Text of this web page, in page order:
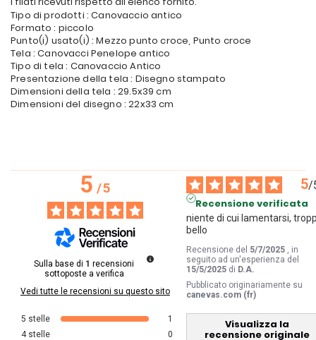
Tipo di prodotti : Canovaccio antico
Formato : piccolo
Punto(i) usato(i) : Mezzo punto croce, Punto croce
Tela : Canovacci Penelope antico
Tipo di tela : Canovaccio Antico
Presentazione della tela : Disegno stampato
Dimensioni della tela : 29.5x39 cm
Dimensioni del disegno : 22x33 cm
5/5
Sulla base di 1 recensioni
sottoposte a verifica
Vedi tutte le recensioni su questo sito
5 stelle
1
4 stelle 0
5/
Recensione verificata
niente di cui lamentarsi,
bello
Recensione del 5/7/2025
, in
seguito ad un'esperienza del
15/5/2025 di D.A.
Pubblicato originariamente su
canevas.com (fr)
Visualizza la
recensione originale